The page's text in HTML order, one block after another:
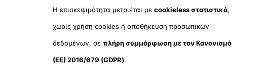
Η επισκεψιμότητα μετριέται με cookieless στατιστικά,
χωρίς χρήση cookies ή αποθήκευση προσωπικών
δεδομένων, σε πλήρη συμμόρφωση με τον Κανονισμό
(ΕΕ) 2016/679 (GDPR).